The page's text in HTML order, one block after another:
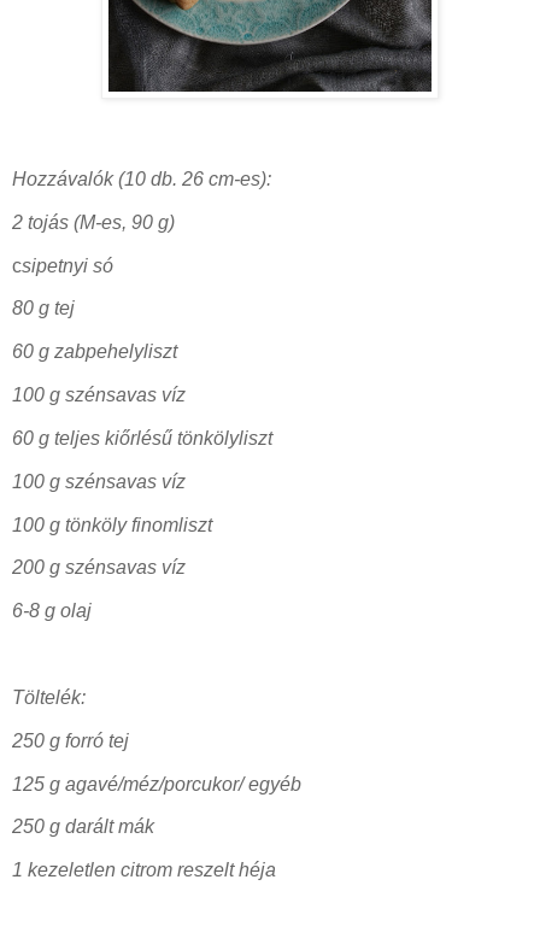
Hozzávalók (10 db. 26 cm-es):
2 tojás (M-es, 90 g)
csipetnyi só
80 g tej
60 g zabpehelyliszt
100 g szénsavas víz
60 g teljes kiőrlésű tönkölyliszt
100 g szénsavas víz
100 g tönköly finomliszt
200 g szénsavas víz
6-8 g olaj
Töltelék:
250 g forró tej
125 g agavé/méz/porcukor/ egyéb
250 g darált mák
1 kezeletlen citrom reszelt héja